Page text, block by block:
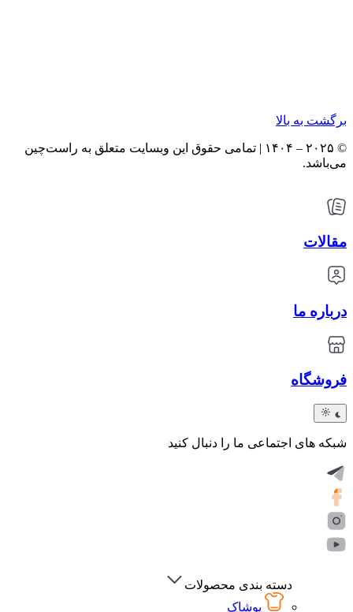
برگشت به بالا
© ۲۰۲۵ – ۱۴۰۴ | تمامی حقوق این وبسایت متعلق به راست‌چین
می‌باشد.
مقالات
درباره ما
فروشگاه
شبکه های اجتماعی ما را دنبال کنید
دسته بندی محصولات
پوشاک